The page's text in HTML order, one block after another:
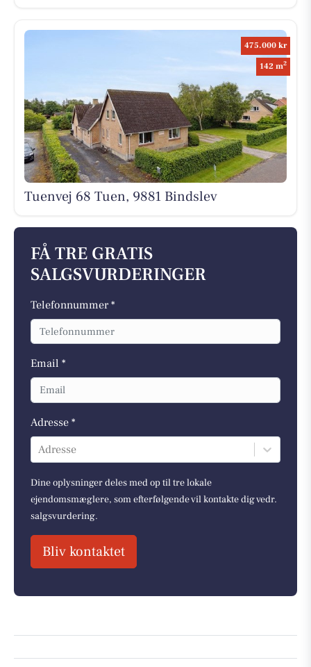
475.000 kr
142 m2
Tuenvej 68 Tuen, 9881 Bindslev
FÅ TRE GRATIS
SALGSVURDERINGER
Telefonnummer *
Email *
Adresse *
Adresse
Dine oplysninger deles med op til tre lokale
ejendomsmæglere, som efterfølgende vil kontakte dig vedr.
salgsvurdering.
Bliv kontaktet